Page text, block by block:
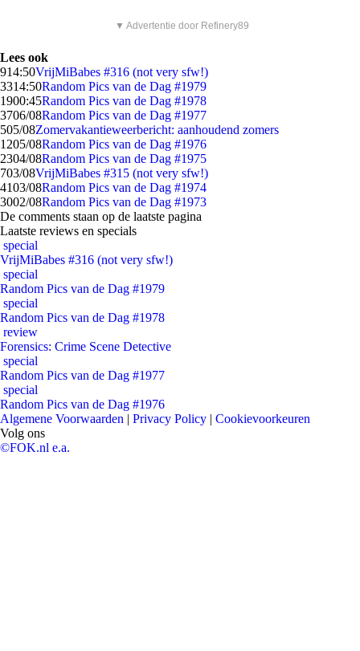
▼ Advertentie door Refinery89
Lees ook
914:50VrijMiBabes #316 (not very sfw!)
3314:50Random Pics van de Dag #1979
1900:45Random Pics van de Dag #1978
3706/08Random Pics van de Dag #1977
505/08Zomervakantieweerbericht: aanhoudend zomers
1205/08Random Pics van de Dag #1976
2304/08Random Pics van de Dag #1975
703/08VrijMiBabes #315 (not very sfw!)
4103/08Random Pics van de Dag #1974
3002/08Random Pics van de Dag #1973
De comments staan op de laatste pagina
Laatste reviews en specials
special
VrijMiBabes #316 (not very sfw!)
special
Random Pics van de Dag #1979
special
Random Pics van de Dag #1978
review
Forensics: Crime Scene Detective
special
Random Pics van de Dag #1977
special
Random Pics van de Dag #1976
Algemene Voorwaarden | Privacy Policy | Cookievoorkeuren
Volg ons
©FOK.nl e.a.